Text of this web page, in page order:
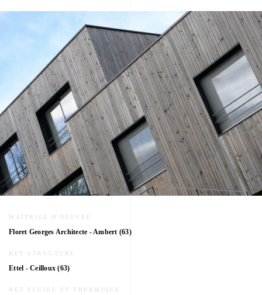
MAÎTRISE D'OEUVRE
Floret Georges Architecte - Ambert (63)
BET STRUCTURE
Ettel - Ceilloux (63)
BET FLUIDE ET THERMIQUE